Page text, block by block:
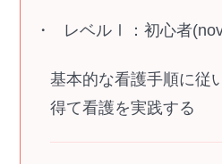
レベルⅠ：初心者
基本的な看護手順に従
得て看護を実践する